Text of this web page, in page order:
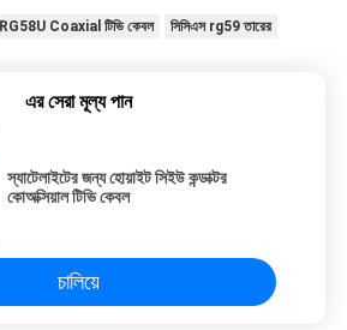
RG58U Coaxial টিভি কেবল সিসিএস rg59 তারের
এর সেরা মূল্য পান
স্যাটেলাইটের জন্য হোয়াইট সিইউ কন্ডাক্টর
কোঅক্সিয়াল টিভি কেবল
চালিয়ে